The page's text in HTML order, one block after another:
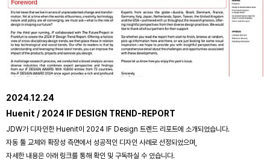
2024.12.24
Huenit / 2024 IF DESIGN TREND-REPORT
JDW가 디자인한 Huenit이 2024 IF Design 트렌드 리포트에 소개되었습니다.
자동 툴 교체와 확장성 측면에서 성공적인 디자인 사례로 선정되었으며,
자세한 내용은 아래 링크를 통해 확인 및 구독하실 수 있습니다.